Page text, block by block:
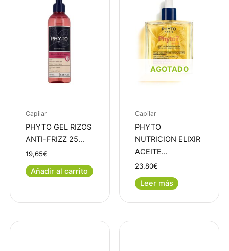
Capilar
PHYTO GEL RIZOS
ANTI-FRIZZ 25…
19,65€
Añadir al carrito
AGOTADO
Capilar
PHYTO
NUTRICION ELIXIR
ACEITE…
23,80€
Leer más